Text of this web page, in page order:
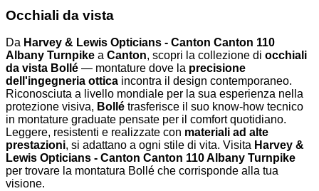
Occhiali da vista
Da Harvey & Lewis Opticians - Canton Canton 110
Albany Turnpike a Canton, scopri la collezione di occhiali
da vista Bollé — montature dove la precisione
dell'ingegneria ottica incontra il design contemporaneo.
Riconosciuta a livello mondiale per la sua esperienza nella
protezione visiva, Bollé trasferisce il suo know-how tecnico
in montature graduate pensate per il comfort quotidiano.
Leggere, resistenti e realizzate con materiali ad alte
prestazioni, si adattano a ogni stile di vita. Visita Harvey &
Lewis Opticians - Canton Canton 110 Albany Turnpike
per trovare la montatura Bollé che corrisponde alla tua
visione.